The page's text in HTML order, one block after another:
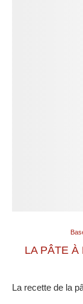
LA PÂTE À
La recette de la